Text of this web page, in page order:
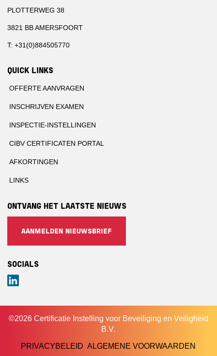
PLOTTERWEG 38
3821 BB AMERSFOORT
T: +31(0)884505770
QUICK LINKS
OFFERTE AANVRAGEN
INSCHRIJVEN EXAMEN
INSPECTIE-INSTELLINGEN
CIBV CERTIFICATEN PORTAL
AFKORTINGEN
LINKS
ONTVANG HET LAATSTE NIEUWS
AANMELDEN NIEUWSBRIEF
SOCIALS
©2026 Certificatie Instelling voor Beveiliging en Veiligheid
B.V.
PRIVACYBELEID ALGEMENE VOORWAARDEN